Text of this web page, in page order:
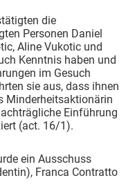
die
Personen Daniel
Aline Vukotic und
Kenntnis haben und
im Gesuch
sie aus, dass ihnen
Minderheitsaktionärin
Einführung
(act. 16/1).
ein Ausschuss
Franca Contratto